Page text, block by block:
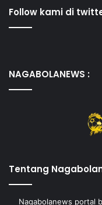
Follow kami di
NAGABOLANEWS :
Tentang
Nagabolanews portal